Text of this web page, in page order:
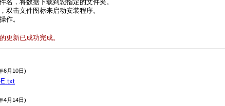
名，将数据下载到您指定的文件夹。
双击文件图标来启动安装程序。
作。
更新已成功完成。
6月10日)
4月14日)